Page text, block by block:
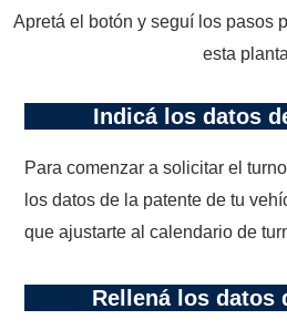
Apretá el botón y seguí los pasos
esta
Indicá los datos
Para comenzar a solicitar el
los datos de la patente de tu
que ajustarte al calendario de
Rellená los datos